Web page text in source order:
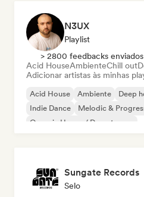
N3UX
Playlist
> 2800 feedbacks enviados
Acid HouseAmbienteChill out
Adicionar artistas às minhas
Acid House Ambiente Deep
Indie Dance
Melodic &
Organic House / Downtempo
Sungate Records
Selo